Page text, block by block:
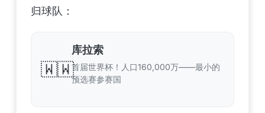
归球队：
🇼🇼
库拉索
首届世界杯！人口160,000万——最小的
预选赛参赛国